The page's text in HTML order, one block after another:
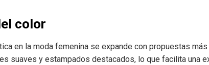
color
en la moda femenina se expande con propuestas
suaves y estampados destacados, lo que facilita una